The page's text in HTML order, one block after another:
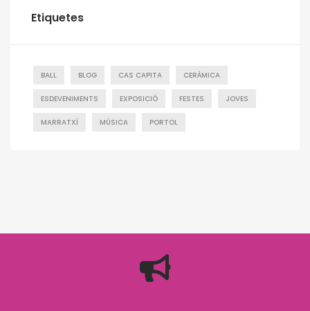
Etiquetes
BALL BLOG CAS CAPITA CERÁMICA
ESDEVENIMENTS EXPOSICIÓ FESTES JOVES
MARRATXÍ MÚSICA PORTOL